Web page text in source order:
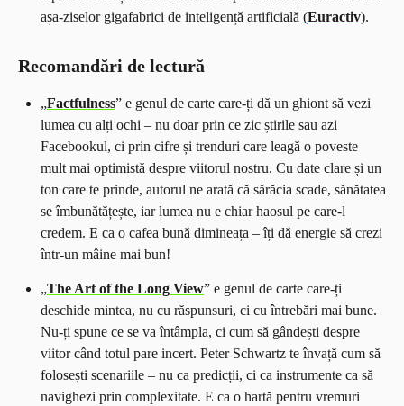
așa-ziselor gigafabrici de inteligență artificială (Euractiv).
Recomandări de lectură
„Factfulness” e genul de carte care-ți dă un ghiont să vezi
lumea cu alți ochi – nu doar prin ce zic știrile sau azi
Facebookul, ci prin cifre și trenduri care leagă o poveste
mult mai optimistă despre viitorul nostru. Cu date clare și un
ton care te prinde, autorul ne arată că sărăcia scade, sănătatea
se îmbunătățește, iar lumea nu e chiar haosul pe care-l
credem. E ca o cafea bună dimineața – îți dă energie să crezi
într-un mâine mai bun!
„The Art of the Long View” e genul de carte care-ți
deschide mintea, nu cu răspunsuri, ci cu întrebări mai bune.
Nu-ți spune ce se va întâmpla, ci cum să gândești despre
viitor când totul pare incert. Peter Schwartz te învață cum să
folosești scenariile – nu ca predicții, ci ca instrumente ca să
navighezi prin complexitate. E ca o hartă pentru vremuri